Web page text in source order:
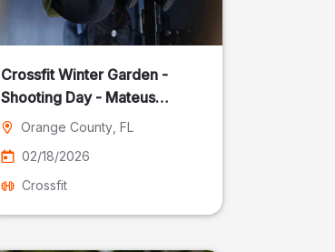
Crossfit Winter Garden -
Shooting Day - Mateus
Pereira Fotografia
Orange County, FL
02/18/2026
Crossfit